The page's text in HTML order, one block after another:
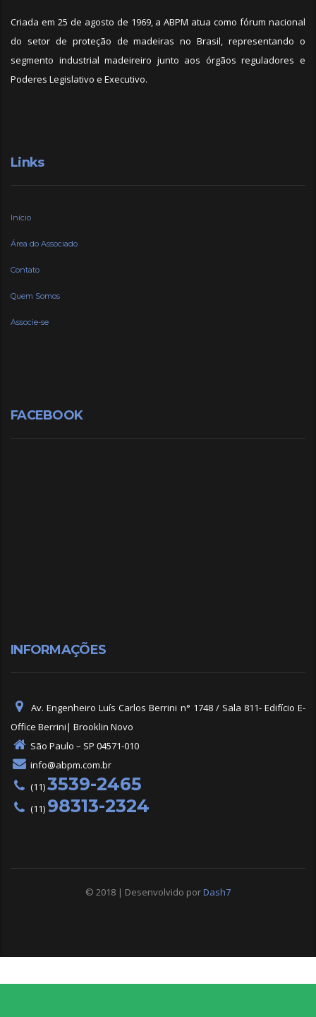
Criada em 25 de agosto de 1969, a ABPM atua como fórum nacional
do setor de proteção de madeiras no Brasil, representando o
segmento industrial madeireiro junto aos órgãos reguladores e
Poderes Legislativo e Executivo.
Links
Início
Área do Associado
Contato
Quem Somos
Associe-se
FACEBOOK
INFORMAÇÕES
Av. Engenheiro Luís Carlos Berrini n° 1748 / Sala 811- Edifício E-
Office Berrini| Brooklin Novo
São Paulo – SP 04571-010
info@abpm.com.br
(11)3539-2465
(11) 98313-2324
© 2018 | Desenvolvido porDash7